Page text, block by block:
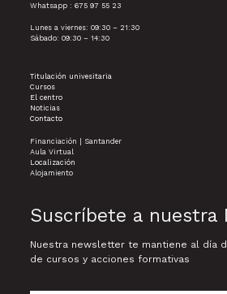
Whatsapp : 675 97 55 23
Lunes a viernes: 09:30 – 21:30
Sábado: 09:30 – 14:30
Titulación univesitaria
Cursos
El centro
Noticias
Contacto
Financiación | Santander
Aula Virtual
Localización
Alojamiento
Suscríbete a nuestra
Nuestra newsletter te mantiene al día
de cursos y acciones formativas